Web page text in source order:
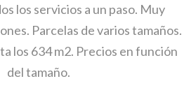
los servicios a un paso. Muy
Parcelas de varios tamaños.
los 634 m2. Precios en función
del tamaño.